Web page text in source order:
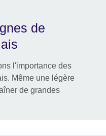
de
l'importance des
Même une légère
de grandes